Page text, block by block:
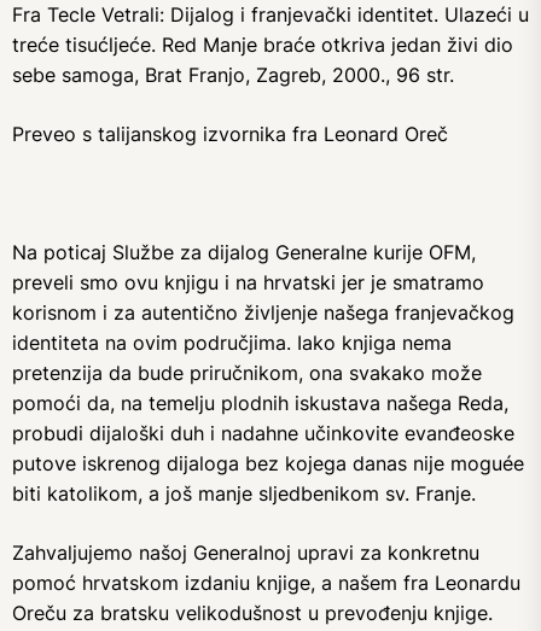
Fra Tecle Vetrali: Dijalog i franjevački identitet. Ulazeći u
treće tisućljeće. Red Manje braće otkriva jedan živi dio
sebe samoga, Brat Franjo, Zagreb, 2000., 96 str.
Preveo s talijanskog izvornika fra Leonard Oreč
Na poticaj Službe za dijalog Generalne kurije OFM,
preveli smo ovu knjigu i na hrvatski jer je smatramo
korisnom i za autentično življenje našega franjevačkog
identiteta na ovim područjima. Iako knjiga nema
pretenzija da bude priručnikom, ona svakako može
pomoći da, na temelju plodnih iskustava našega Reda,
probudi dijaloški duh i nadahne učinkovite evanđeoske
putove iskrenog dijaloga bez kojega danas nije moguée
biti katolikom, a još manje sljedbenikom sv. Franje.
Zahvaljujemo našoj Generalnoj upravi za konkretnu
pomoć hrvatskom izdaniu knjige, a našem fra Leonardu
Oreču za bratsku velikodušnost u prevođenju knjige.